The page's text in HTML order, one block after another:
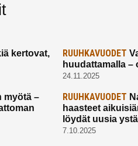
kertovat,
RUUHKAVUODET
huudattamalla –
24.11.2025
myötä –
RUUHKAVUODET
haasteet
löydät uusia
7.10.2025